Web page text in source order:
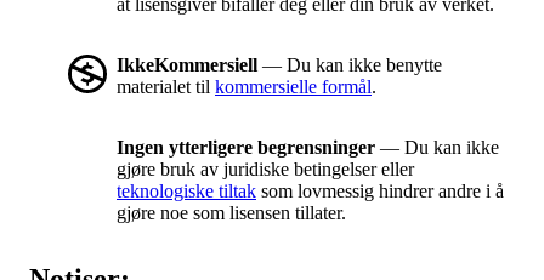
at lisensgiver bifaller deg eller din bruk av verket.
IkkeKommersiell — Du kan ikke benytte
materialet til kommersielle formål.
Ingen ytterligere begrensninger — Du kan ikke
gjøre bruk av juridiske betingelser eller
teknologiske tiltak som lovmessig hindrer andre i å
gjøre noe som lisensen tillater.